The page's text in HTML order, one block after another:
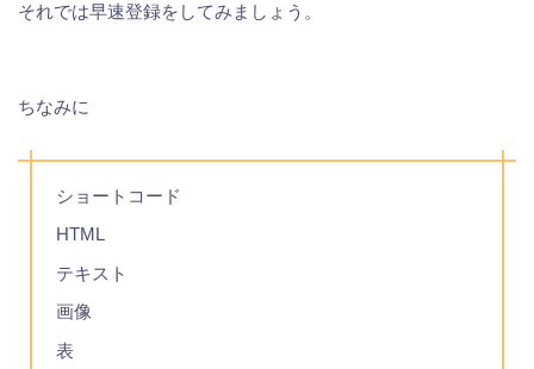
それでは早速登録をしてみましょう。
ちなみに
ショートコード
HTML
テキスト
画像
表